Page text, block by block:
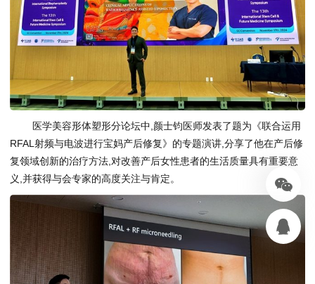
医学美容形体塑形分论坛中,颜士钧医师发表了题为《联合运用
RFAL射频与电波进行宝妈产后修复》的专题演讲,分享了他在产后修
复领域创新的治疗方法,对改善产后女性患者的生活质量具有重要意
义,并获得与会专家的高度关注与肯定。